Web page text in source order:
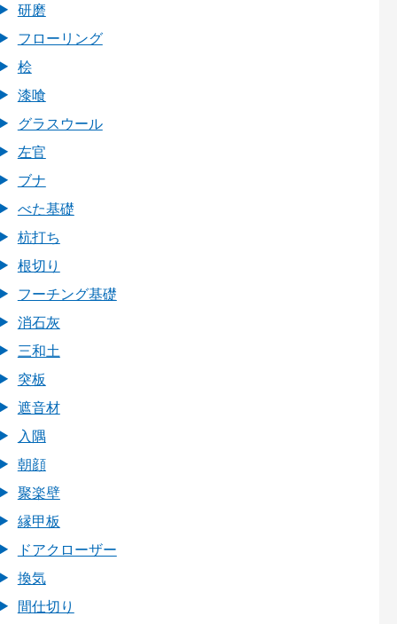
研磨
フローリング
桧
漆喰
グラスウール
左官
ブナ
べた基礎
杭打ち
根切り
フーチング基礎
消石灰
三和土
突板
遮音材
入隅
朝顔
聚楽壁
縁甲板
ドアクローザー
換気
間仕切り